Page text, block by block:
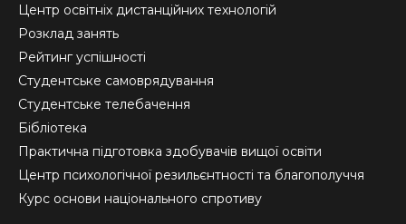
Центр освітніх дистанційних технологій
Розклад занять
Рейтинг успішності
Студентське самоврядування
Студентське телебачення
Бібліотека
Практична підготовка здобувачів вищої освіти
Центр психологічної резильєнтності та благополуччя
Курс основи національного спротиву